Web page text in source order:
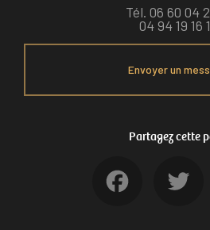
Tél. 06 60 04
04 94 19 16
Envoyer un
Partagez cette